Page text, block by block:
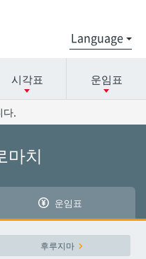
선택하십시오.
항
름을 선택하십시오.
항
시각표 운임표
다.
마치
운임표
후루지마